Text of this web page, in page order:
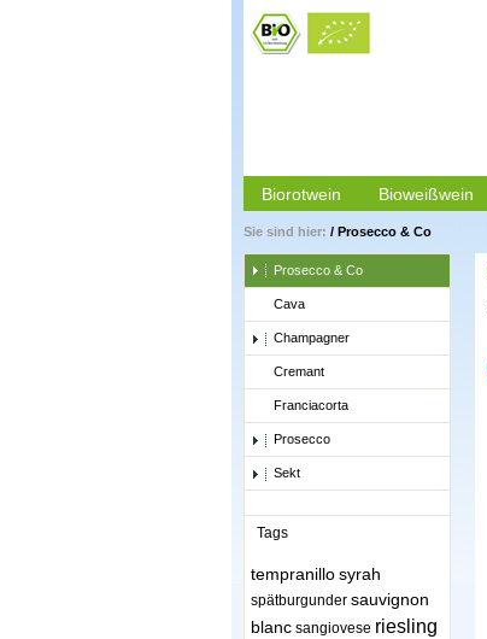
Biorotwein Bioweißwein
Sie sind hier: / Prosecco & Co
Prosecco & Co
Cava
Champagner
Cremant
Franciacorta
Prosecco
Sekt
Tags
tempranillosyrah
spätburgunder sauvignon
blanc sangiovese riesling